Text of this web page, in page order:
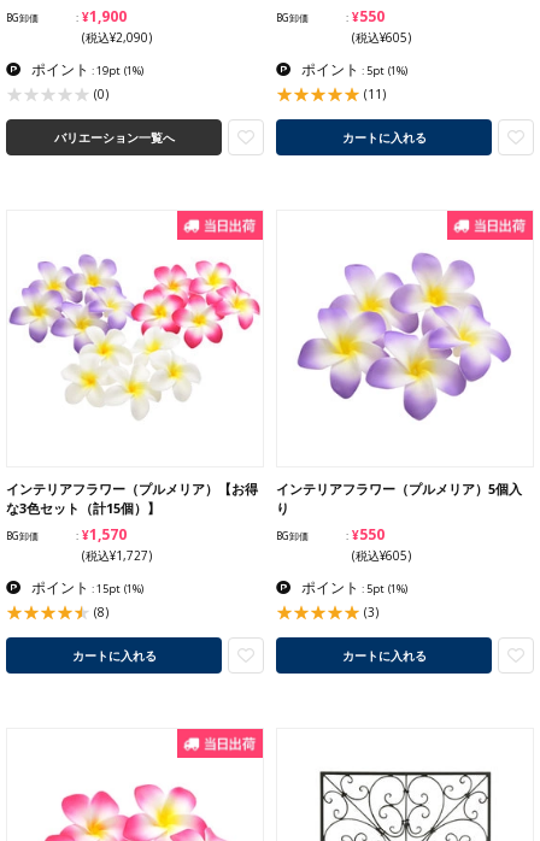
BG卸価 ¥1,900
(税込¥2,090)
ポイント : 19pt (1%)
(0)
バリエーション一覧へ
BG卸価 ¥550
(税込¥605)
ポイント : 5pt (1%)
(11)
カートに入れる
インテリアフラワー（プルメリア）【お得
な3色セット（計15個）】
BG卸価 ¥1,570
(税込¥1,727)
ポイント : 15pt (1%)
(8)
カートに入れる
インテリアフラワー（プルメリア）5個入
り
BG卸価 ¥550
(税込¥605)
ポイント : 5pt (1%)
(3)
カートに入れる